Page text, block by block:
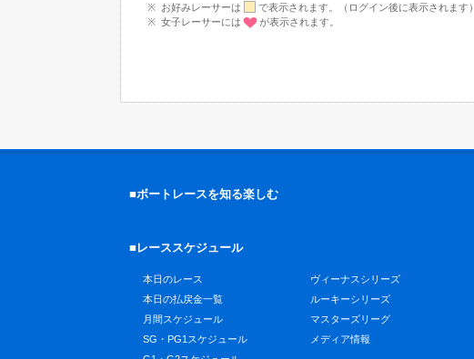
お好みレーサーは
で表示されます。（ログイン後に表示されます）
女子レーサーには
が表示されます。
■ボートレースを知る楽しむ
■レーススケジュール
本日のレース
本日の払戻金一覧
月間スケジュール
SG・PG1スケジュール
ヴィーナスシリーズ
ルーキーシリーズ
マスターズリーグ
メディア情報